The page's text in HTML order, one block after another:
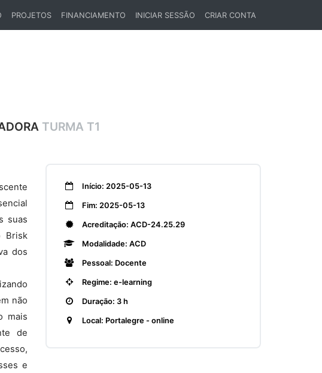
PROJETOS FINANCIAMENTO INICIAR SESSÃO CRIAR CONTA
TURMA T1
suas
Brisk
dos
não
mais
de
e
Início: 2025-05-13
Fim: 2025-05-13
Acreditação: ACD-24.25.29
Modalidade: ACD
Pessoal: Docente
Regime: e-learning
Duração: 3 h
Local: Portalegre - online